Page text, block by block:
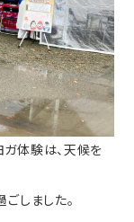
体験は、天候を
しました。